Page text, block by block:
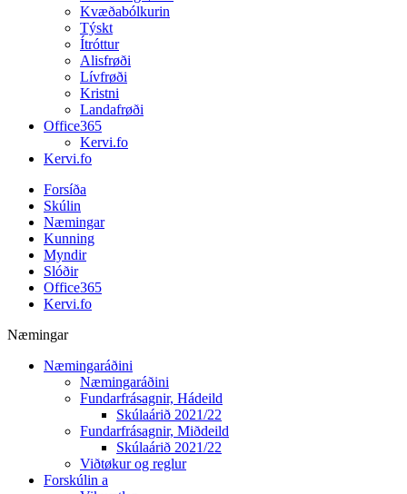
Kvæðabólkurin
Týskt
Ítróttur
Alisfrøði
Lívfrøði
Kristni
Landafrøði
Office365
Kervi.fo
Kervi.fo
Forsíða
Skúlin
Næmingar
Kunning
Myndir
Slóðir
Office365
Kervi.fo
Næmingar
Næmingaráðini
Næmingaráðini
Fundarfrásagnir, Hádeild
Skúlaárið 2021/22
Fundarfrásagnir, Miðdeild
Skúlaárið 2021/22
Viðtøkur og reglur
Forskúlin a